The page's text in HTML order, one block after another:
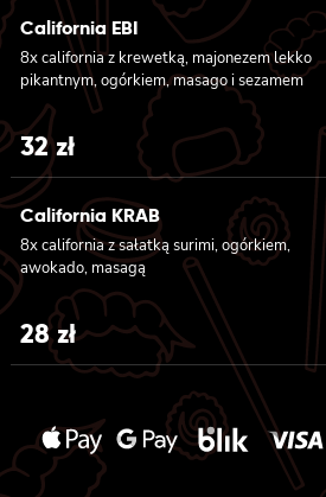
California EBI
8x california z krewetką, majonezem lekko
pikantnym, ogórkiem, masago i sezamem
32zł
California KRAB
8x california z sałatką surimi, ogórkiem,
awokado, masagą
28zł